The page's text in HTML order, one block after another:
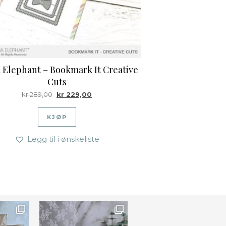
Elephant – Bookmark It Creative
Cuts
kr289,00 Opprinnelig pris var: kr 289,00.
kr 229,00
KJØP
Legg til i ønskeliste